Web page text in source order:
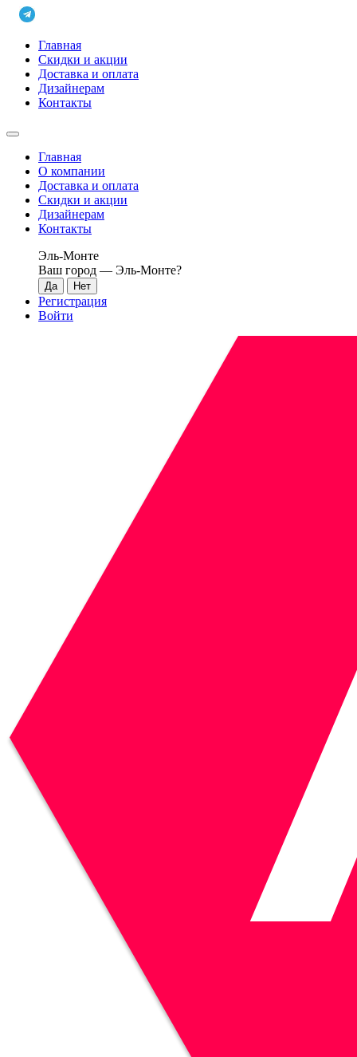
Главная
Скидки и акции
Доставка и оплата
Дизайнерам
Контакты
Главная
О компании
Доставка и оплата
Скидки и акции
Дизайнерам
Контакты
Эль-Монте
Ваш город — Эль-Монте?
Регистрация
Войти